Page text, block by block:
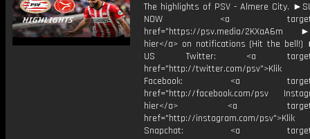
The highlights of PSV - Almere City.
NOW <a
href="https://psv.media/2KXaA6m
hier</a> on notifications (Hit the bell!)
US Twitter: <a
href="http://twitter.com/psv">Klik
Facebook: <a
href="http://facebook.com/psv
hier</a> <a
href="http://instagram.com/
Snapchat: <a